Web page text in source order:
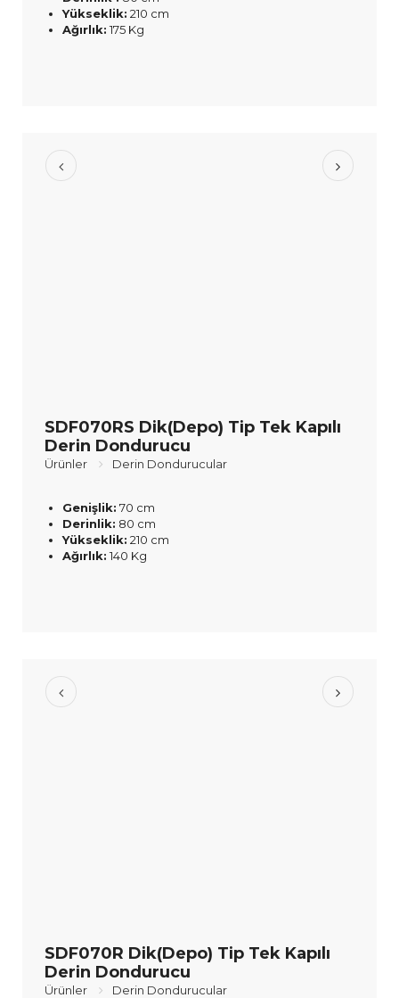
Yükseklik: 210 cm
Ağırlık: 175 Kg
SDF070RS Dik(Depo) Tip Tek Kapılı
Derin Dondurucu
Ürünler Derin Dondurucular
Genişlik: 70 cm
Derinlik: 80 cm
Yükseklik: 210 cm
Ağırlık: 140 Kg
SDF070R Dik(Depo) Tip Tek Kapılı
Derin Dondurucu
Ürünler Derin Dondurucular